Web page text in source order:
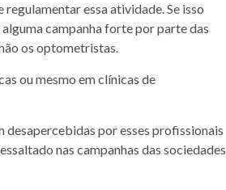
essa atividade. Se isso
campanha forte por parte das
os optometristas.
ou mesmo em clínicas de
desapercebidas por esses profissionais
nas campanhas das sociedades